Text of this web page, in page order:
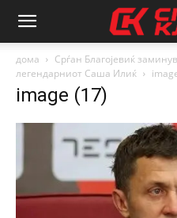
дома
Срѓан Благојевиќ
легендарниот Саша Илиќ
image (17)